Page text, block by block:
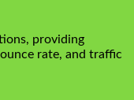
providing
rate, and traffic